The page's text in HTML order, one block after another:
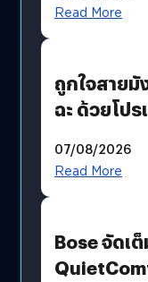
Read More
ถูกใจสายมั
ฉะ ด้วยโป
มีภาษาไทยด้
07/08/2026
Read More
Bose จัดเ